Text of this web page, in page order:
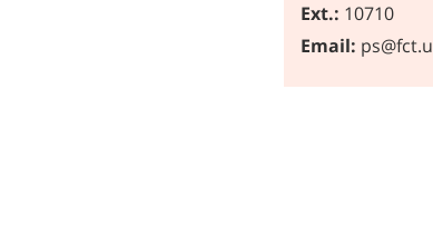
Ext.: 10710
Email: